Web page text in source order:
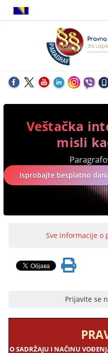
Veštačka
misli
Isprobajte besplatno
Sve informacije o
Prijavite se
O SADRŽAJU I NAČINU